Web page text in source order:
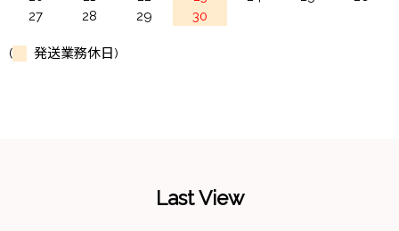
27
28 29 30
( 発送業務休日)
Last View